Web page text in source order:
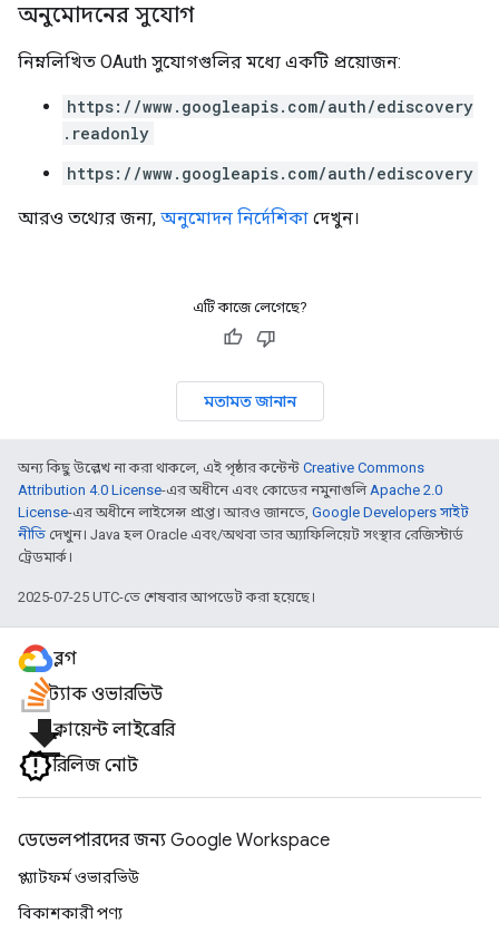
অনুমোদনের সুযোগ
নিম্নলিখিত OAuth সুযোগগুলির মধ্যে একটি প্রয়োজন:
https://www.googleapis.com/auth/ediscovery
.readonly
https://www.googleapis.com/auth/ediscovery
আরও তথ্যের জন্য, অনুমোদন নির্দেশিকা দেখুন।
এটি কাজে লেগেছে?
মতামত জানান
অন্য কিছু উল্লেখ না করা থাকলে, এই পৃষ্ঠার কন্টেন্ট Creative Commons
Attribution 4.0 License-এর অধীনে এবং কোডের নমুনাগুলিApache 2.0
License-এর অধীনে লাইসেন্স প্রাপ্ত। আরও জানতে, Google Developers সাইট
নীতি দেখুন। Java হল Oracle এবং/অথবা তার অ্যাফিলিয়েট সংস্থার রেজিস্টার্ড
ট্রেডমার্ক।
2025-07-25 UTC-তে শেষবার আপডেট করা হয়েছে।
ব্লগ
স্ট্যাক ওভারভিউ
file_downloadক্লায়েন্ট লাইব্রেরি
রিলিজ নোট
ডেভেলপারদের জন্য Google Workspace
প্ল্যাটফর্ম ওভারভিউ
বিকাশকারী পণ্য